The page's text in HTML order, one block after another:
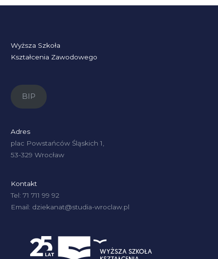
Wyższa Szkoła
Kształcenia Zawodowego
BIP
Adres
plac Powstańców Śląskich 1,
53-329 Wrocław
Kontakt
Tel: 71 711 99 92
Email: dziekanat@studia-wroclaw.pl